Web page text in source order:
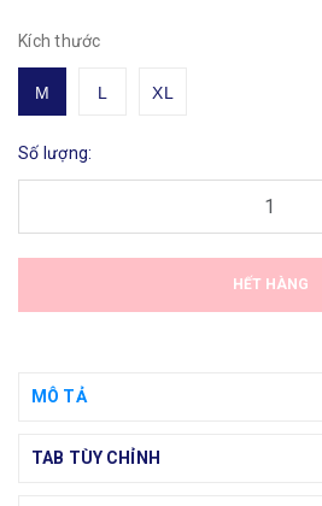
#royalblueshop
Kích thước
M L XL
Số lượng:
HẾT HÀNG
MÔ TẢ
TAB TÙY CHỈNH